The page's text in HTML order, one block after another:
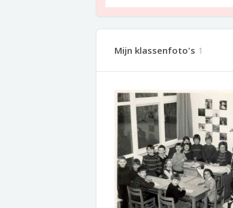
Mijn klassenfoto's 1